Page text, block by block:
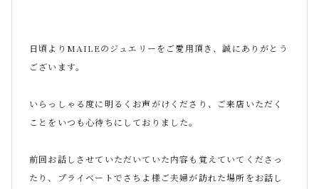
日頃より MAILEのジュエリーをご愛用頂き、誠にありがとう
ございます。
いらっしゃる度に明るくお声がけくださり、ご来店いただく
ことをいつも心待ちにしておりました。
前回お話しさせていただいていた内容も覚えていてくださっ
たり、プライベートでさちよ様ご夫婦が訪れた場所をお話し